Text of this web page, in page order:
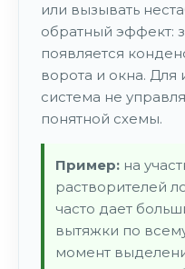
или вызывать
обратный эффект:
появляется
ворота и окна.
система не
понятной схемы.
Пример: на
растворителей
часто дает
вытяжки по
момент